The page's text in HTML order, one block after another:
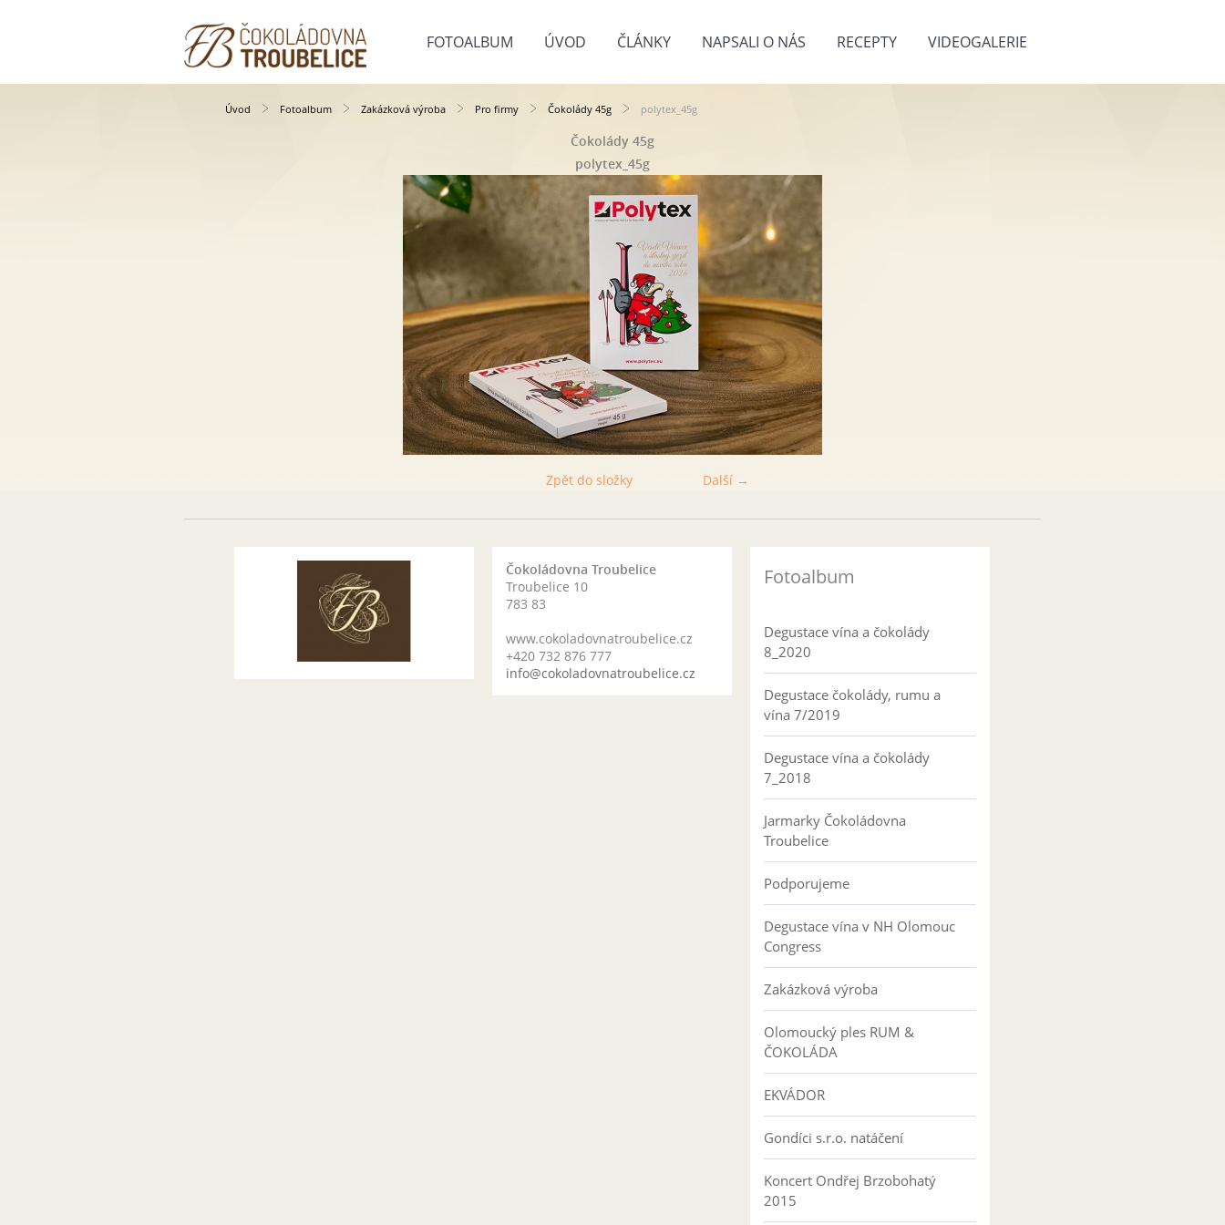
FOTOALBUM ÚVOD ČLÁNKY NAPSALI O NÁS RECEPTY VIDEOGALERIE
Úvod Fotoalbum Zakázková výroba Pro firmy Čokolády 45g polytex_45g
Čokolády 45g
polytex_45g
Další →
Zpět do složky
Čokoládovna Troubelice
Troubelice 10
783 83
www.cokoladovnatroubelice.cz
+420 732 876 777
info@cokoladovnatroubelice.cz
Fotoalbum
Degustace vína a čokolády
8_2020
Degustace čokolády, rumu a
vína 7/2019
Degustace vína a čokolády
7_2018
Jarmarky Čokoládovna
Troubelice
Podporujeme
Degustace vína v NH Olomouc
Congress
Zakázková výroba
Olomoucký ples RUM &
ČOKOLÁDA
EKVÁDOR
Gondíci s.r.o. natáčení
Koncert Ondřej Brzobohatý
2015